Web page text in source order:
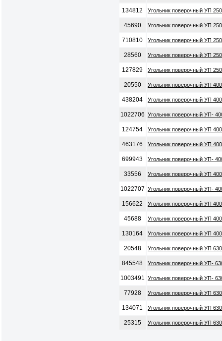
134812 Угольник поверочный УП
45690 Угольник поверочный УП
710810 Угольник поверочный УП
28560 Угольник поверочный УП
127829 Угольник поверочный УП
20550 Угольник поверочный УП
438204 Угольник поверочный УП
1022706 Угольник поверочный УП-
124754 Угольник поверочный УП
463176 Угольник поверочный УП
699943 Угольник поверочный УП-
33556 Угольник поверочный УП
1022707 Угольник поверочный УП-
156622 Угольник поверочный УП
45688 Угольник поверочный УП
130164 Угольник поверочный УП
20548 Угольник поверочный УП
845548 Угольник поверочный УП-
1003491 Угольник поверочный УП-
77928 Угольник поверочный УП
134071 Угольник поверочный УП
25315 Угольник поверочный УП